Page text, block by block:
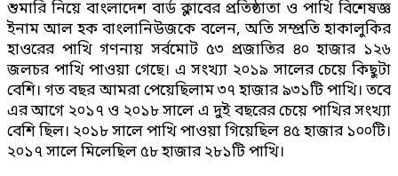
শুমারি নিয়ে বাংলাদেশ বার্ড ক্লাবের প্রতিষ্ঠাতা ও পাখি বিশেষজ্ঞ
ইনাম আল হক বাংলানিউজকে বলেন, অতি সম্প্রতি হাকালুকির
হাওরের পাখি গণনায় সর্বমোট ৫৩ প্রজাতির ৪০ হাজার ১২৬
জলচর পাখি পাওয়া গেছে। এ সংখ্যা ২০১৯ সালের চেয়ে কিছুটা
বেশি। গত বছর আমরা পেয়েছিলাম ৩৭ হাজার ৯৩১টি পাখি। তবে
এর আগে ২০১৭ ও ২০১৮ সালে এ দুই বছরের চেয়ে পাখির সংখ্যা
বেশি ছিল। ২০১৮ সালে পাখি পাওয়া গিয়েছিল ৪৫ হাজার ১০০টি।
২০১৭ সালে মিলেছিল ৫৮ হাজার ২৮১টি পাখি।